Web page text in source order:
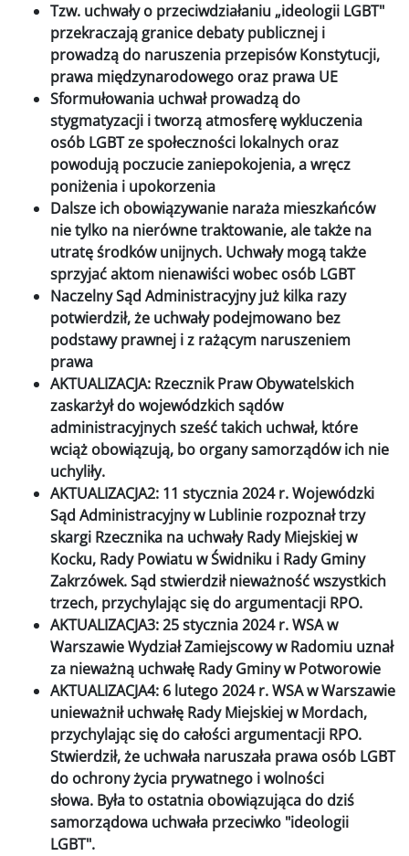
Tzw. uchwały o przeciwdziałaniu „ideologii LGBT"
przekraczają granice debaty publicznej i
prowadzą do naruszenia przepisów Konstytucji,
prawa międzynarodowego oraz prawa UE
Sformułowania uchwał prowadzą do
stygmatyzacji i tworzą atmosferę wykluczenia
osób LGBT ze społeczności lokalnych oraz
powodują poczucie zaniepokojenia, a wręcz
poniżenia i upokorzenia
Dalsze ich obowiązywanie naraża mieszkańców
nie tylko na nierówne traktowanie, ale także na
utratę środków unijnych. Uchwały mogą także
sprzyjać aktom nienawiści wobec osób LGBT
Naczelny Sąd Administracyjny już kilka razy
potwierdził, że uchwały podejmowano bez
podstawy prawnej i z rażącym naruszeniem
prawa
AKTUALIZACJA: Rzecznik Praw Obywatelskich
zaskarżył do wojewódzkich sądów
administracyjnych sześć takich uchwał, które
wciąż obowiązują, bo organy samorządów ich nie
uchyliły.
AKTUALIZACJA2: 11 stycznia 2024 r. Wojewódzki
Sąd Administracyjny w Lublinie rozpoznał trzy
skargi Rzecznika na uchwały Rady Miejskiej w
Kocku, Rady Powiatu w Świdniku i Rady Gminy
Zakrzówek. Sąd stwierdził nieważność wszystkich
trzech, przychylając się do argumentacji RPO.
AKTUALIZACJA3: 25 stycznia 2024 r. WSA w
Warszawie Wydział Zamiejscowy w Radomiu uznał
za nieważną uchwałę Rady Gminy w Potworowie
AKTUALIZACJA4: 6 lutego 2024 r. WSA w Warszawie
unieważnił uchwałę Rady Miejskiej w Mordach,
przychylając się do całości argumentacji RPO.
Stwierdził, że uchwała naruszała prawa osób LGBT
do ochrony życia prywatnego i wolności
słowa. Była to ostatnia obowiązująca do dziś
samorządowa uchwała przeciwko "ideologii
LGBT".